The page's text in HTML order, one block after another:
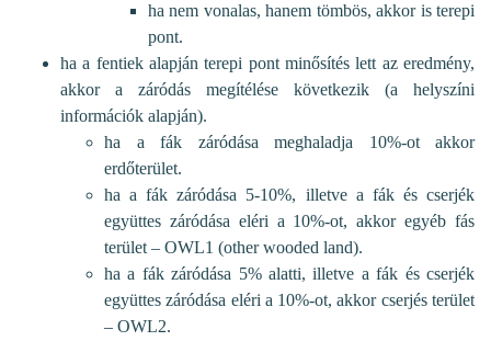
ha nem vonalas, hanem tömbös, akkor is terepi
pont.
ha a fentiek alapján terepi pont minősítés lett az eredmény,
akkor a záródás megítélése következik (a helyszíni
információk alapján).
ha a fák záródása meghaladja 10%-ot akkor
erdőterület.
ha a fák záródása 5-10%, illetve a fák és cserjék
együttes záródása eléri a 10%-ot, akkor egyéb fás
terület – OWL1 (other wooded land).
ha a fák záródása 5% alatti, illetve a fák és cserjék
együttes záródása eléri a 10%-ot, akkor cserjés terület
– OWL2.